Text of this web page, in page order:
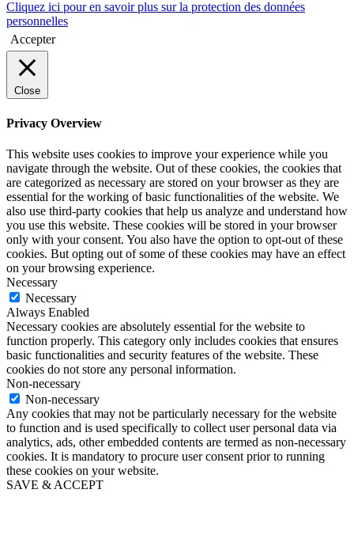
Cliquez ici pour en savoir plus sur la protection des données
personnelles
Accepter
Close
Privacy Overview
This website uses cookies to improve your experience while you
navigate through the website. Out of these cookies, the cookies that
are categorized as necessary are stored on your browser as they are
essential for the working of basic functionalities of the website. We
also use third-party cookies that help us analyze and understand how
you use this website. These cookies will be stored in your browser
only with your consent. You also have the option to opt-out of these
cookies. But opting out of some of these cookies may have an effect
on your browsing experience.
Necessary
Necessary
Always Enabled
Necessary cookies are absolutely essential for the website to
function properly. This category only includes cookies that ensures
basic functionalities and security features of the website. These
cookies do not store any personal information.
Non-necessary
Non-necessary
Any cookies that may not be particularly necessary for the website
to function and is used specifically to collect user personal data via
analytics, ads, other embedded contents are termed as non-necessary
cookies. It is mandatory to procure user consent prior to running
these cookies on your website.
SAVE & ACCEPT